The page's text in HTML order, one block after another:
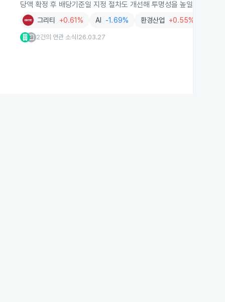
당액 확정 후 배당기준일 지정 절차도 개선해 투명성을 높일 계획입니
그리티 +0.61% AI -1.69% 환경산업 +0.55%
2건의 연관 소식 26.03.27